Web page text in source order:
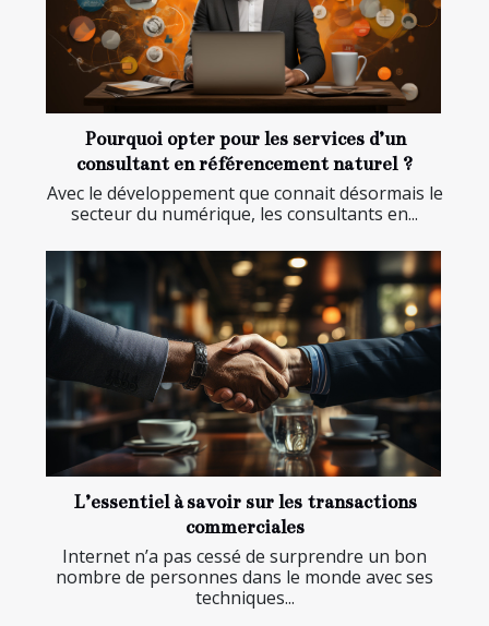
Pourquoi opter pour les services d’un
consultant en référencement naturel ?
Avec le développement que connait désormais le
secteur du numérique, les consultants en...
L’essentiel à savoir sur les transactions
commerciales
Internet n’a pas cessé de surprendre un bon
nombre de personnes dans le monde avec ses
techniques...